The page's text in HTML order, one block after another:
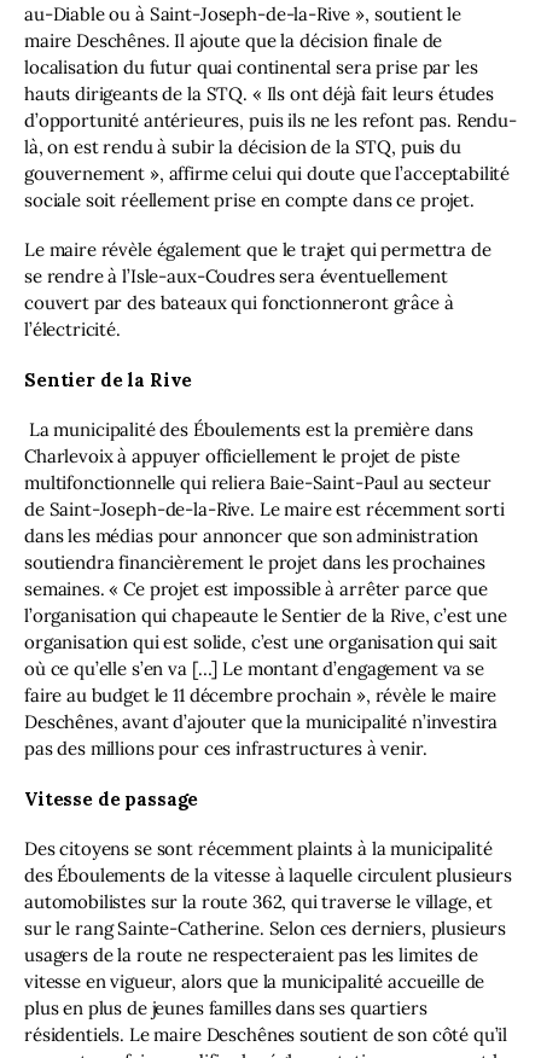
au-Diable ou à Saint-Joseph-de-la-Rive », soutient le
maire Deschênes. Il ajoute que la décision finale de
localisation du futur quai continental sera prise par les
hauts dirigeants de la STQ. « Ils ont déjà fait leurs études
d’opportunité antérieures, puis ils ne les refont pas. Rendu-
là, on est rendu à subir la décision de la STQ, puis du
gouvernement », affirme celui qui doute que l’acceptabilité
sociale soit réellement prise en compte dans ce projet.
Le maire révèle également que le trajet qui permettra de
se rendre à l’Isle-aux-Coudres sera éventuellement
couvert par des bateaux qui fonctionneront grâce à
l’électricité.
Sentier de la Rive
La municipalité des Éboulements est la première dans
Charlevoix à appuyer officiellement le projet de piste
multifonctionnelle qui reliera Baie-Saint-Paul au secteur
de Saint-Joseph-de-la-Rive. Le maire est récemment sorti
dans les médias pour annoncer que son administration
soutiendra financièrement le projet dans les prochaines
semaines. « Ce projet est impossible à arrêter parce que
l’organisation qui chapeaute le Sentier de la Rive, c’est une
organisation qui est solide, c’est une organisation qui sait
où ce qu’elle s’en va […] Le montant d’engagement va se
faire au budget le 11 décembre prochain », révèle le maire
Deschênes, avant d’ajouter que la municipalité n’investira
pas des millions pour ces infrastructures à venir.
Vitesse de passage
Des citoyens se sont récemment plaints à la municipalité
des Éboulements de la vitesse à laquelle circulent plusieurs
automobilistes sur la route 362, qui traverse le village, et
sur le rang Sainte-Catherine. Selon ces derniers, plusieurs
usagers de la route ne respecteraient pas les limites de
vitesse en vigueur, alors que la municipalité accueille de
plus en plus de jeunes familles dans ses quartiers
résidentiels. Le maire Deschênes soutient de son côté qu’il